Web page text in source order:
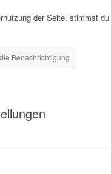
der Seite, stimmst du
Benachrichtigung